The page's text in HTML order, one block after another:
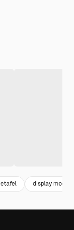
display